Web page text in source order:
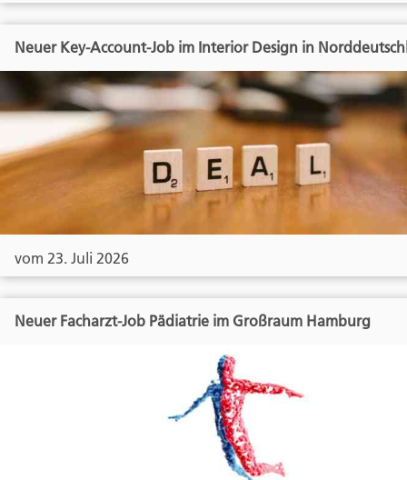
Neuer Key-Account-Job im Interior Design in
vom 23. Juli 2026
Neuer Facharzt-Job Pädiatrie im Großraum Hamburg